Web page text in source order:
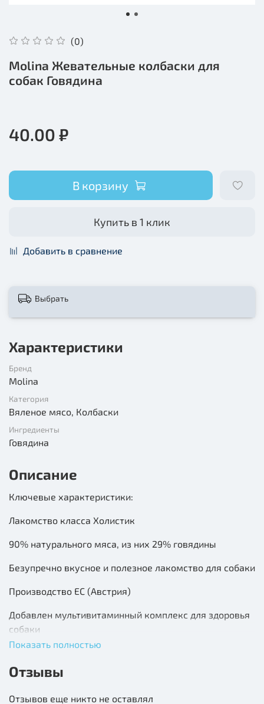
(0)
Molina Жевательные колбаски для
собак Говядина
40.00 ₽
В корзину
Купить в 1 клик
Добавить в сравнение
Выбрать
Характеристики
Бренд
Molina
Категория
Вяленое мясо, Колбаски
Ингредиенты
Говядина
Описание
Ключевые характеристики:
Лакомство класса Холистик
90% натурального мяса, из них 29% говядины
Безупречно вкусное и полезное лакомство для собаки
Производство ЕС (Австрия)
Добавлен мультивитаминный комплекс для здоровья
собаки
L-карнитин для жизненной энергии
Без сахара, злаков, сои, искусственных красителей,
Показать полностью
Отзывы
Отзывов еще никто не оставлял